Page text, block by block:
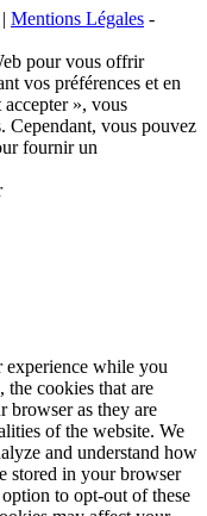
Mentions Légales -
pour vous offrir
vos préférences et en
», vous
Cependant, vous pouvez
fournir un
experience while you
the cookies that are
browser as they are
of the website. We
and understand how
stored in your browser
to opt-out of these